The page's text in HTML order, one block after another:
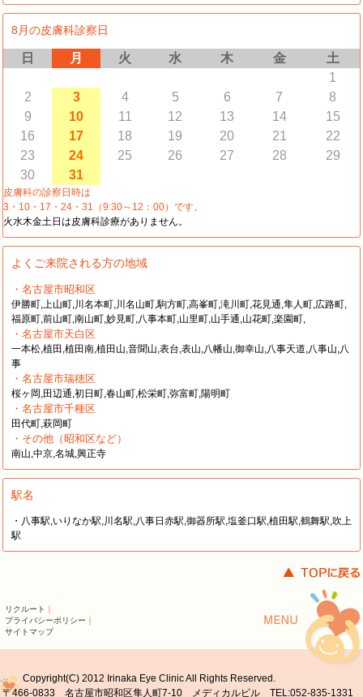
8月の皮膚科診察日
日 月 火 水 木 金
土
1
2
3 4 5 6 7
8
9
10 11 12 13 14
15
16
17 18 19 20 21
22
23
24 25 26 27 28
29
30
31
皮膚科の診察日時は
3・10・17・24・31（9:30～12：00）です。
火水木金土日は皮膚科診療がありません。
よくご来院される方の地域
・名古屋市昭和区
伊勝町,上山町,川名本町,川名山町,駒方町,高峯町,滝川町,花見通,隼人町,広路町,
福原町,前山町,南山町,妙見町,八事本町,山里町,山手通,山花町,楽園町,
・名古屋市天白区
一本松,植田,植田南,植田山,音聞山,表台,表山,八幡山,御幸山,八事天道,八事山,八
事
・名古屋市瑞穂区
桜ヶ岡,田辺通,初日町,春山町,松栄町,弥富町,陽明町
・名古屋市千種区
田代町,萩岡町
・その他（昭和区など）
南山,中京,名城,興正寺
駅名
・八事駅,いりなか駅,川名駅,八事日赤駅,御器所駅,塩釜口駅,植田駅,鶴舞駅,吹上
駅
リクルート ｜
プライバシーポリシー ｜
サイトマップ
Copyright(C) 2012 Irinaka Eye Clinic All Rights Reserved.
〒466-0833 名古屋市昭和区隼人町7-10 メディカルビル TEL:052-835-1331